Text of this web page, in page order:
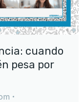
cuando
pesa por